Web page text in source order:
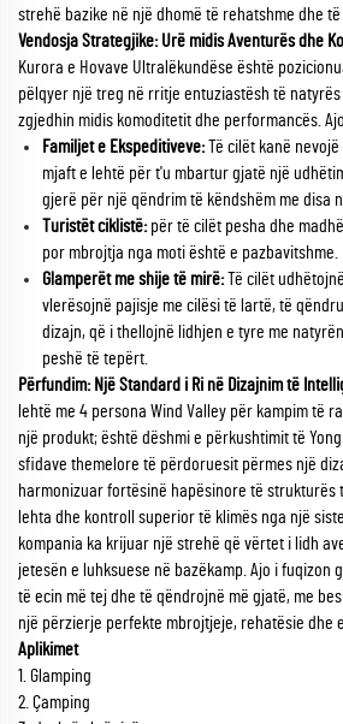
strehë bazike në një dhomë të rehatshme dhe të
Vendosja Strategjike: Urë midis Aventurës dhe
Kurora e Hovave Ultralëkundëse është
pëlqyer një treg në rritje entuziastësh të
zgjedhin midis komoditetit dhe performancës.
Familjet e Ekspeditiveve:Të cilët kanë
mjaft e lehtë për t'u mbartur gjatë një
gjerë për një qëndrim të këndshëm me disa
Turistët ciklistë:për të cilët pesha dhe
por mbrojtja nga moti është e pazbavitshme.
Glamperët me shije të mirë:Të cilët
vlerësojnë pajisje me cilësi të lartë, të
dizajn, që i thellojnë lidhjen e tyre me
peshë të tepërt.
Përfundim: Një Standard i Ri në Dizajnim të
lehtë me 4 persona Wind Valley për kampim të
një produkt; është dëshmi e përkushtimit të
sfidave themelore të përdoruesit përmes një
harmonizuar fortësinë hapësinore të strukturës
lehta dhe kontroll superior të klimës nga një
kompania ka krijuar një strehë që vërtet i lidh
jetesën e luhksuese në bazëkamp. Ajo i fuqizon
të ecin më tej dhe të qëndrojnë më gjatë, me
një përzierje perfekte mbrojtjeje, rehatësie dhe
Aplikimet
1. Glamping
2. Çamping